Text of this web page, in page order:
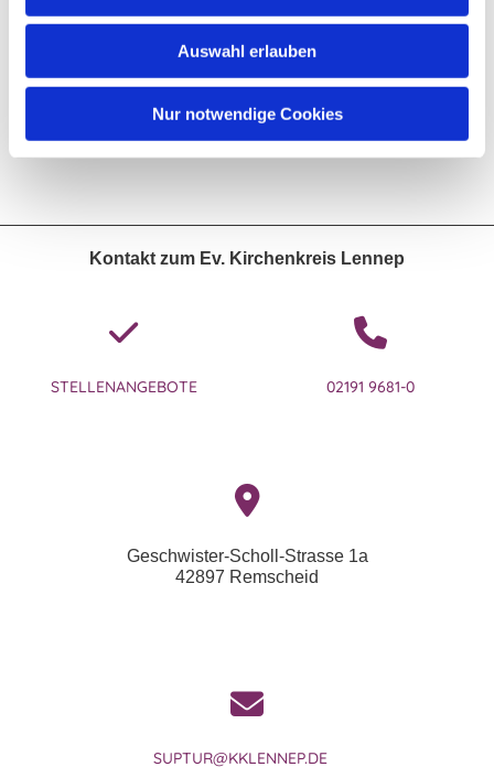
Auswahl erlauben
Nur notwendige Cookies
Kontakt zum Ev. Kirchenkreis Lennep
STELLENANGEBOTE 02191 9681-0
Geschwister-Scholl-Strasse 1a
42897 Remscheid
SUPTUR@KKLENNEP.DE